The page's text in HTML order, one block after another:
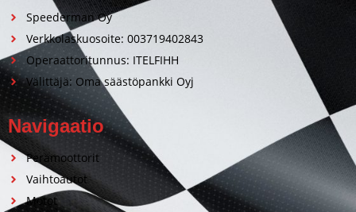
Speederman Oy
Verkkolaskuosoite: 003719402843
Operaattoritunnus: ITELFIHH
Välittäjä: Oma säästöpankki Oyj
Navigaatio
Perämoottorit
Vaihtoautot
Motot